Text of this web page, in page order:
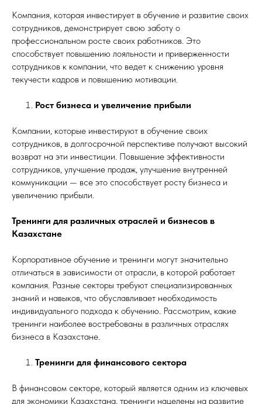
Компания, которая инвестирует в обучение и развитие своих
сотрудников, демонстрирует свою заботу о
профессиональном росте своих работников. Это
способствует повышению лояльности и приверженности
сотрудников к компании, что ведет к снижению уровня
текучести кадров и повышению мотивации.
Рост бизнеса и увеличение прибыли
Компании, которые инвестируют в обучение своих
сотрудников, в долгосрочной перспективе получают высокий
возврат на эти инвестиции. Повышение эффективности
сотрудников, улучшение продаж, улучшение внутренней
коммуникации — все это способствует росту бизнеса и
увеличению прибыли.
Тренинги для различных отраслей и бизнесов в
Казахстане
Корпоративное обучение и тренинги могут значительно
отличаться в зависимости от отрасли, в которой работает
компания. Разные секторы требуют специализированных
знаний и навыков, что обуславливает необходимость
индивидуального подхода к обучению. Рассмотрим, какие
тренинги наиболее востребованы в различных отраслях
бизнеса в Казахстане.
Тренинги для финансового сектора
В финансовом секторе, который является одним из ключевых
для экономики Казахстана, тренинги нацелены на развитие